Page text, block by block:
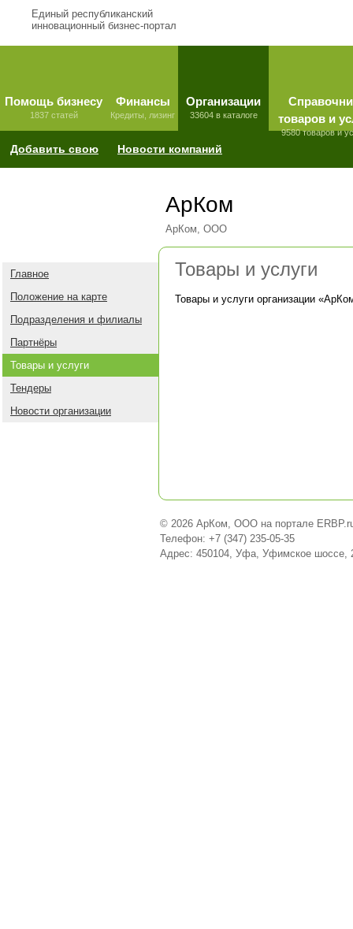
Единый республиканский
инновационный бизнес-портал
Помощь бизнесу
1837 статей
Финансы
Кредиты, лизинг
Организации
33604 в каталоге
товаров и
9580 товаров и
Добавить свою Новости компаний
АрКом
АрКом, ООО
Главное
Положение на карте
Подразделения и филиалы
Партнёры
Товары и услуги
Тендеры
Новости организации
Товары и услуги
Товары и услуги организации «
© 2026 АрКом, ООО на портале
Телефон: +7 (347) 235-05-35
Адрес: 450104, Уфа, Уфимское шоссе,